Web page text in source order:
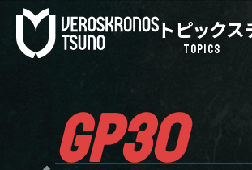
トピックス
TOPICS
GP30